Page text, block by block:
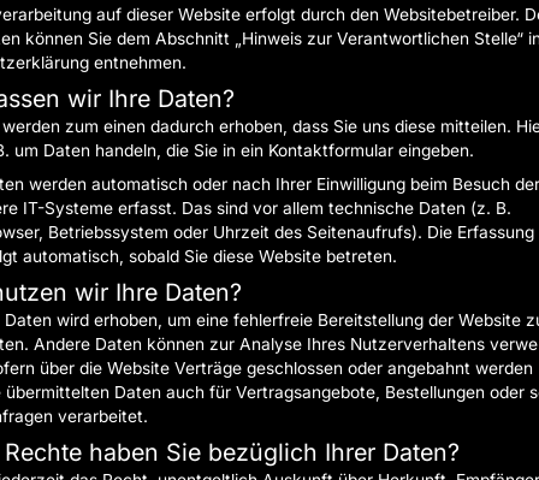
auf dieser Website erfolgt durch den Websitebetreiber.
können Sie dem Abschnitt „Hinweis zur Verantwortlichen Stelle“
entnehmen.
wir Ihre Daten?
zum einen dadurch erhoben, dass Sie uns diese mitteilen.
um Daten handeln, die Sie in ein Kontaktformular eingeben.
werden automatisch oder nach Ihrer Einwilligung beim Besuch
IT-Systeme erfasst. Das sind vor allem technische Daten (z. B.
Betriebssystem oder Uhrzeit des Seitenaufrufs). Die Erfassung
automatisch, sobald Sie diese Website betreten.
wir Ihre Daten?
Daten wird erhoben, um eine fehlerfreie Bereitstellung der Website
Andere Daten können zur Analyse Ihres Nutzerverhaltens
über die Website Verträge geschlossen oder angebahnt werden
übermittelten Daten auch für Vertragsangebote, Bestellungen oder
verarbeitet.
haben Sie bezüglich Ihrer Daten?